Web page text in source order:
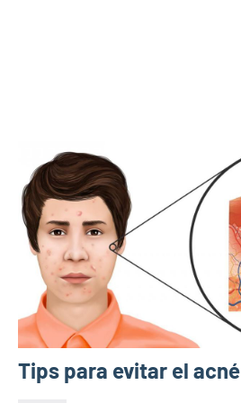
Tips para evitar el acné